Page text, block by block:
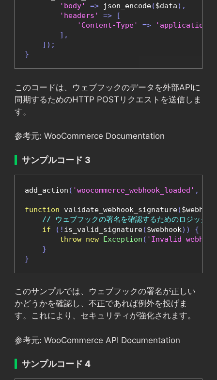
'body'
=> json_encode($data),
'headers'
=>
[
'Content-Type'
=>
'application/
],
]);
}
このコードは、ウェブフックのデータを外部APIに
同期するためのHTTP POSTリクエストを送信しま
す。
参考元: WooCommerce Documentation
サンプルコード 3
add_action ( 'woocommerce_webhook_loaded' ,
function validate_webhook_signature($webhook
// ウェブフックの署名を確認するためのロジック
if
(! is_valid_signature($webhook))
{
throw new Exception ( 'Invalid
}
}
このサンプルでは、ウェブフックの署名が正しい
かどうかを確認し、不正であれば例外を投げま
す。これにより、セキュリティが強化されます。
参考元: WooCommerce API Documentation
サンプルコード 4